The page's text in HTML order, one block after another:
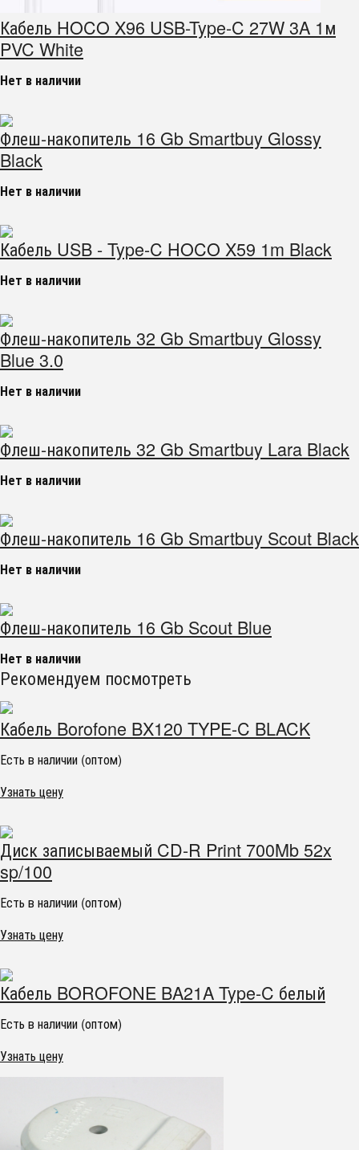
Кабель HOCO X96 USB-Type-C 27W 3A 1м
PVC White
Нет в наличии
Флеш-накопитель 16 Gb Smartbuy Glossy
Black
Нет в наличии
Кабель USB - Type-C HOCO X59 1m Black
Нет в наличии
Флеш-накопитель 32 Gb Smartbuy Glossy
Blue 3.0
Нет в наличии
Флеш-накопитель 32 Gb Smartbuy Lara Black
Нет в наличии
Флеш-накопитель 16 Gb Smartbuy Scout Black
Нет в наличии
Флеш-накопитель 16 Gb Scout Blue
Нет в наличии
Рекомендуем посмотреть
Кабель Borofone BX120 TYPE-C BLACK
Есть в наличии (оптом)
Узнать цену
Диск записываемый CD-R Print 700Mb 52x
sp/100
Есть в наличии (оптом)
Узнать цену
Кабель BOROFONE BA21A Type-C белый
Есть в наличии (оптом)
Узнать цену